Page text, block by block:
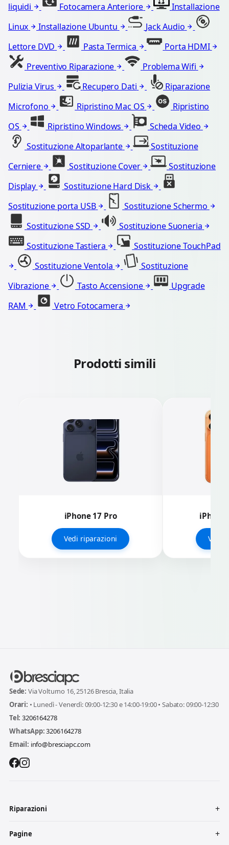
liquidi
Fotocamera Anteriore
Installazione
Linux
Installazione Ubuntu
Jack Audio
Lettore DVD
Pasta Termica
Porta HDMI
Preventivo Riparazione
Problema Wifi
Pulizia Virus
Recupero Dati
Riparazione
Microfono
Ripristino Mac OS
Ripristino
OS
Ripristino Windows
Scheda Video
Sostituzione Altoparlante
Sostituzione
Cerniere
Sostituzione Cover
Sostituzione
Display
Sostituzione Hard Disk
Sostituzione porta USB
Sostituzione Schermo
Sostituzione SSD
Sostituzione Suoneria
Sostituzione Tastiera
Sostituzione TouchPad
Sostituzione Ventola
Sostituzione
Vibrazione
Tasto Accensione
Upgrade
RAM
Vetro Fotocamera
Prodotti simili
iPhone 17 Pro
Vedi riparazioni
iPhone
Vedi
Sede: Via Volturno 16, 25126 Brescia, Italia
Orari: • Lunedì - Venerdì: 09:00-12:30 e 14:00-19:00 • Sabato: 09:00-12:30
Tel: 3206164278
WhatsApp:3206164278
Email: info@bresciapc.com
Riparazioni
Pagine